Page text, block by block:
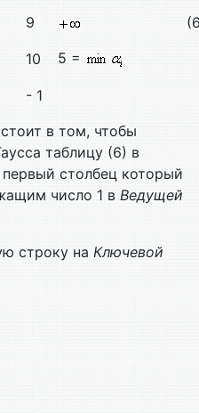
9
10 5 =
- 1
в том, чтобы
таблицу (6) в
столбец который
число 1 в Ведущей
строку на Ключевой